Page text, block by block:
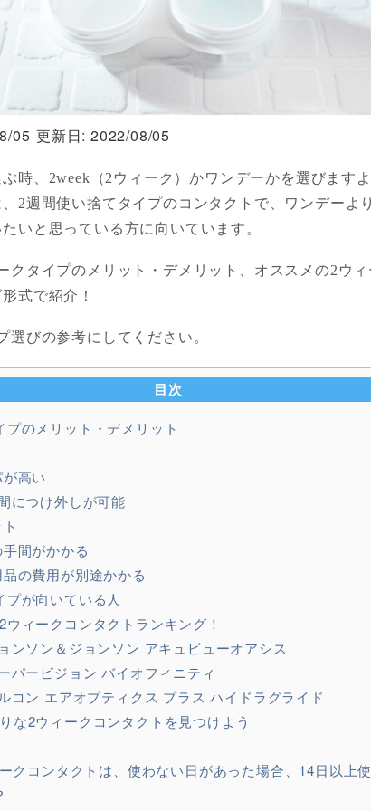
05 更新日: 2022/08/05
時、2week（2ウィーク）かワンデーかを選びます
2週間使い捨てタイプのコンタクトで、ワンデーよ
いと思っている方に向いています。
クタイプのメリット・デメリット、オススメの2ウィ
式で紹介！
選びの参考にしてください。
目次
プのメリット・デメリット
高い
につけ外しが可能
間がかかる
の費用が別途かかる
プが向いている人
ウィークコンタクトランキング！
ンソン＆ジョンソン アキュビューオアシス
パービジョン バイオフィニティ
コン エアオプティクス プラス ハイドラグライド
な2ウィークコンタクトを見つけよう
クコンタクトは、使わない日があった場合、14日以上